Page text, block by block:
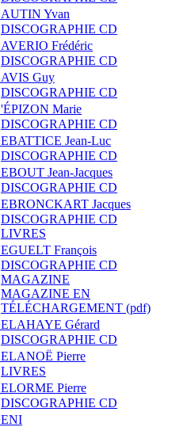
Yvan
DISCOGRAPHIE CD
Frédéric
DISCOGRAPHIE CD
Guy
DISCOGRAPHIE CD
Marie
DISCOGRAPHIE CD
Jean-Luc
DISCOGRAPHIE CD
Jean-Jacques
DISCOGRAPHIE CD
Jacques
DISCOGRAPHIE CD
LIVRES
François
DISCOGRAPHIE CD
MAGAZINE
MAGAZINE EN
TÉLÉCHARGEMENT (pdf)
Gérard
DISCOGRAPHIE CD
Pierre
LIVRES
Pierre
DISCOGRAPHIE CD